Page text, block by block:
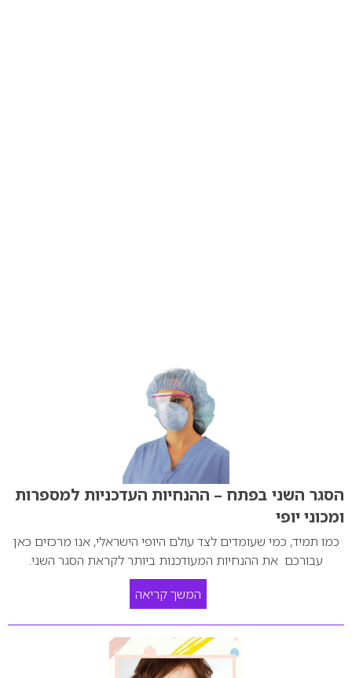
הסגר השני בפתח – ההנחיות העדכניות למספרות
ומכוני יופי
כמו תמיד, כמי שעומדים לצד עולם היופי הישראלי, אנו מרכזים כאן
עבורכם את ההנחיות המעודכנות ביותר לקראת הסגר השני.
המשך קריאה